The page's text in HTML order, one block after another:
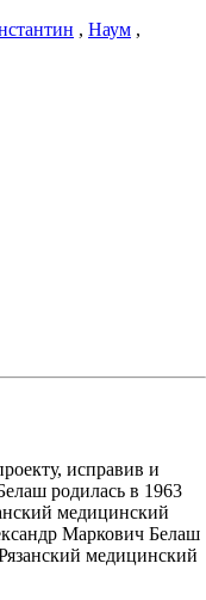
, Наум ,
исправив и
родилась в 1963
медицинский
Маркович Белаш
медицинский